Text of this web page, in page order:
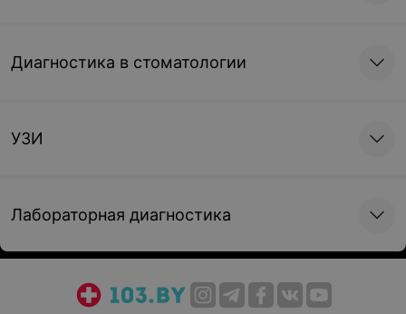
Диагностика в стоматологии
УЗИ
Лабораторная диагностика